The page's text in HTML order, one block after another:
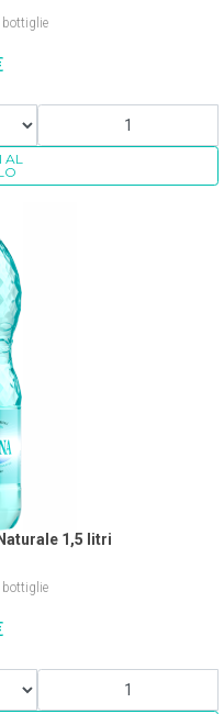
bottiglie
1,5 litri
bottiglie